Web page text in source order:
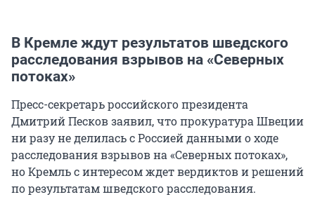
В Кремле ждут результатов шведского
расследования взрывов на «Северных
потоках»
Пресс-секретарь российского президента
Дмитрий Песков заявил, что прокуратура Швеции
ни разу не делилась с Россией данными о ходе
расследования взрывов на «Северных потоках»,
но Кремль с интересом ждет вердиктов и решений
по результатам шведского расследования.